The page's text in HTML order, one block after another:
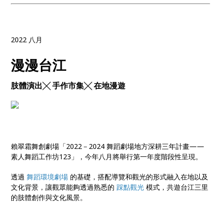
2022 八月
漫漫台江
肢體演出╳ 手作市集╳ 在地漫遊
賴翠霜舞創劇場「2022－2024 舞蹈劇場地方深耕三年計畫——
素人舞蹈工作坊123」，今年八月將舉行第一年度階段性呈現。
透過舞蹈環境劇場 的基礎，搭配導覽和觀光的形式融入在地以及
文化背景，讓觀眾能夠透過熟悉的 踩點觀光 模式，共遊台江三里
的肢體創作與文化風景。